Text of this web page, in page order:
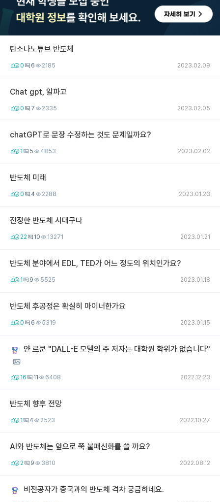
탄소나노튜브 반도체
0 6 2185 2023.02.09
Chat gpt, 알파고
0 7 2335 2023.02.05
chatGPT로 문장 수정하는 것도 문제일까요?
1 5 4853 2023.02.02
반도체 미래
0 4 2288 2023.01.23
진정한 반도체 시대구나
22 10 13271 2023.01.21
반도체 분야에서 EDL, TED가 어느 정도의 위치인가요?
1 9 5525 2023.01.18
반도체 후공정은 확실히 마이너한가요
0 6 5319 2023.01.15
얀 르쿤 "DALL-E 모델의 주 저자는 대학원 학위가 없습니다"
16 11 6408 2022.12.23
반도체 향후 전망
1 4 2523 2022.10.27
AI와 반도체는 앞으로 쭉 불패신화를 쓸 까요?
2 9 3810 2022.08.12
비전공자가 중국과의 반도체 격차 궁금하네요.